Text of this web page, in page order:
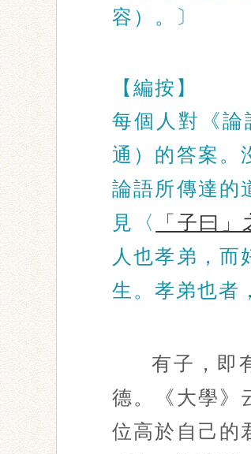
容）。〕
【編按】
每個人對《論
通）的答案。
論語所傳達的
見〈
「子曰
人也孝弟，而
生。孝弟也者
有子，即
德。《大學》
位高於自己的